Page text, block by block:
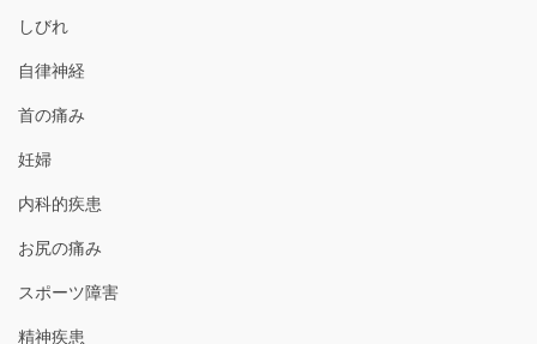
しびれ
自律神経
首の痛み
妊婦
内科的疾患
お尻の痛み
スポーツ障害
精神疾患